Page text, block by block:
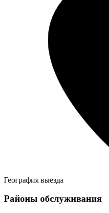
География выезда
Районы обслуживания